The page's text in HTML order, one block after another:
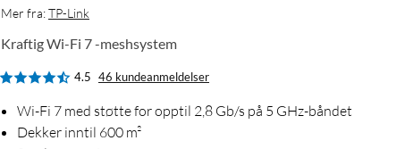
Mer fra:TP-Link
Kraftig Wi-Fi 7 -meshsystem
4.5 46 kundeanmeldelser
Wi-Fi 7 med støtte for opptil 2,8 Gb/s på 5 GHz-båndet
Dekker inntil 600 m²